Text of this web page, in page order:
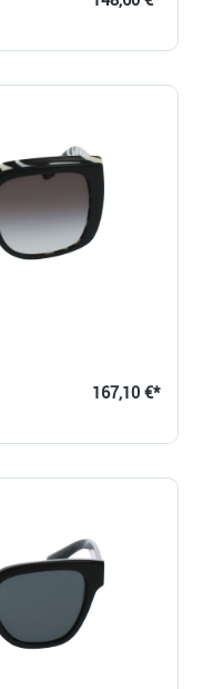
167,10 €*